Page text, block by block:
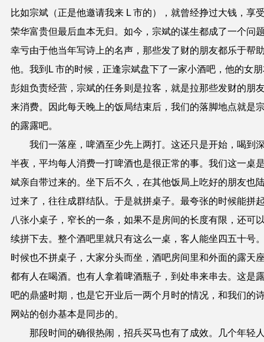
比如宗斌（正是他邀请我来 L 市的），就曾经挣过大钱，享
荣华富贵但最后血本无归。如今，宗斌的谋生都成了一个问
幸亏由于他当年写诗上的名声，那些发了财的朋友都乐于帮
他。我到L 市的时候，正逢宗斌盘下了一家小酒吧，他的女
彭姐负责经营，宗斌的任务则是拉客，就是拉那些发财的朋
来消费。因此每天晚上的饭局结束后，我们的落脚地点就是
的露露吧。
我们一落座，啤酒至少先上两打。这还只是开始，喝到
半夜，平均每人消费一打啤酒也是很正常的事。我们这一桌
斌亲自带过来的。坐下后不久，在其他饭局上吃好的朋友也
过来了，往往成群结队。于是就拼桌子。最夸张的时候能拼
八张小桌子，窄长的一条，如果不是房间的长度有限，还可
续拼下去。整个酒吧里就只有这么一桌，客人能坐四五十号
时候也不拼桌子，大家分头而坐，酒吧房间里和外面的露天
都有人在喝酒。也有人拿着啤酒瓶子，到处串来串去。这是
吧的鼎盛时期，也是它开业后一两个月时的情况，和我们的
网站的创办基本是同步的。
那段时间的确很热闹，招兵买马也有了成效。几个年轻